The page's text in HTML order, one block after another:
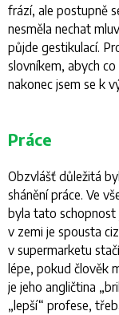
frází, ale postupně
nesměla nechat
půjde gestikulací.
slovníkem, abych
nakonec jsem se k
Práce
Obzvlášť důležitá
shánění práce. Ve
byla tato schopnost
v zemi je spousta
v supermarketu
lépe, pokud člověk
je jeho angličtina
„lepší“ profese,